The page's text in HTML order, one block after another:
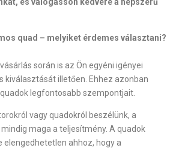
quad – melyiket érdemes választani?
során is az Ön egyéni igényei
kiválasztását illetően. Ehhez azonban
legfontosabb szempontjait.
vagy quadokról beszélünk, a
maga a teljesítmény. A quadok
ahhoz, hogy a